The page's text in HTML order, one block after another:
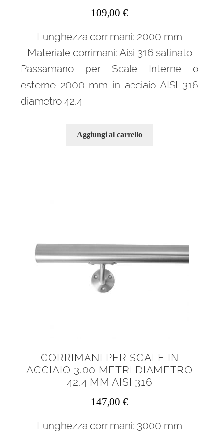
109,00 €
Lunghezza corrimani: 2000 mm
Materiale corrimani: Aisi 316 satinato
Passamano per Scale Interne o
esterne 2000 mm in acciaio AISI 316
diametro 42.4
Aggiungi al carrello
CORRIMANI PER SCALE IN
ACCIAIO 3.00 METRI DIAMETRO
42.4 MM AISI 316
147,00 €
Lunghezza corrimani: 3000 mm